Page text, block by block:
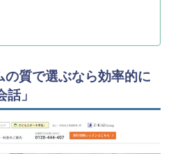
質で選ぶなら効率的に
」